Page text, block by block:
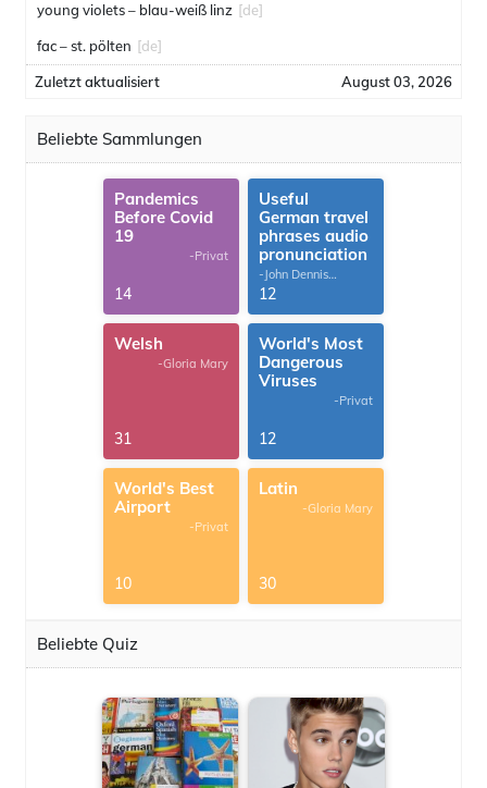
young violets – blau-weiß linz [de]
fac – st. pölten [de]
Zuletzt aktualisiert August 03, 2026
Beliebte Sammlungen
Pandemics
Before Covid
19
-Privat
14
Useful
German travel
phrases audio
pronunciation
-John Dennis
G.Thomas
12
Welsh
-Gloria Mary
31
World's Most
Dangerous
Viruses
-Privat
12
World's Best
Airport
-Privat
10
Latin
-Gloria Mary
30
Beliebte Quiz